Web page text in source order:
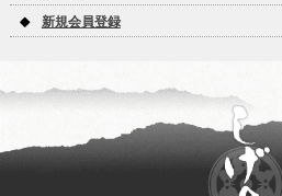
新規会員登録